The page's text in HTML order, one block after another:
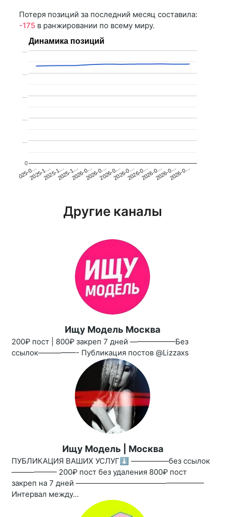
Потеря позиций за последний месяц составила:
-175 в ранжировании по всему миру.
Динамика позиций
2025-0…2025-1…2025-1…2025-1…2026-0…2026-0…2026-0…2026-0…2026-0…2026-0…2026-0…2026-0…
0
…
…
Другие каналы
Ищу Модель Москва
200₽ пост | 800₽ закреп 7 дней ——————Без
ссылок—————- Публикация постов @Lizzaxs
Ищу Модель | Москва
ПУБЛИКАЦИЯ ВАШИХ УСЛУГ⬇️ —————без ссылок
—————— 200₽ пост без удаления 800₽ пост
закреп на 7 дней —————————————————
Интервал между...